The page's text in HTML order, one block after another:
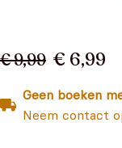
€ 9,99 € 6,99
Geen boeken
Neem contact